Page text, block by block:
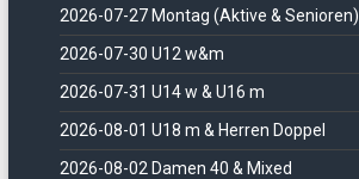
2026-07-27 Montag (Aktive & Senioren)
2026-07-30 U12 w&m
2026-07-31 U14 w & U16 m
2026-08-01 U18 m & Herren Doppel
2026-08-02 Damen 40 & Mixed